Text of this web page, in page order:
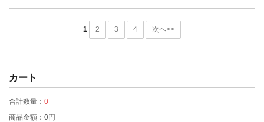
1 2 3 4 次へ>>
カート
合計数量： 0
商品金額： 0円